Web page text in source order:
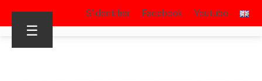
S’identifier Facebook Youtube
☰